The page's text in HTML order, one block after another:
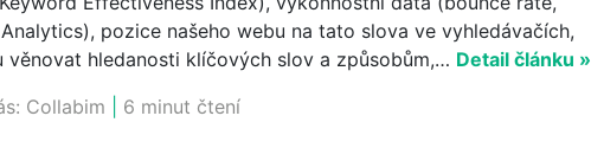
pozice našeho webu na tato slova ve vyhledávačích,
věnovat hledanosti klíčových slov a způsobům,… Detail článku »
Collabim 6 minut čtení